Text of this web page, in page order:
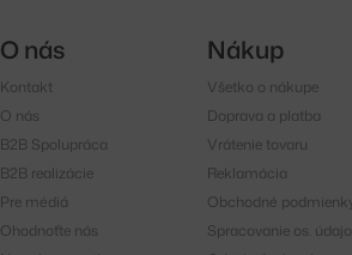
O nás
Kontakt
O nás
B2B Spolupráca
B2B realizácie
Pre médiá
Ohodnoťte nás
Nákup
Všetko o nákupe
Doprava a platba
Vrátenie tovaru
Reklamácia
Obchodné
Spracovanie os.